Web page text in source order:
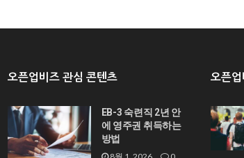
오픈업비즈 관심 콘텐츠
EB-3 숙련직 2년 안
에 영주권 취득하는
방법
오픈